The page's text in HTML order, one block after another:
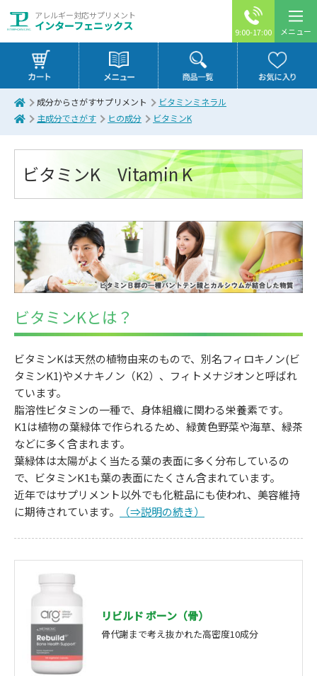
アレルギー対応サプリメント
インターフェニックス 9:00-17:00 メニュー
成分からさがすサプリメント
ビタミンミネラル
主成分でさがす
ヒの成分 ビタミンK
ビタミンK Vitamin K
ビタミンKとは？
ビタミンKは天然の植物由来のもので、別名フィロキノン(ビ
タミンK1)やメナキノン（K2）、フィトメナジオンと呼ばれ
ています。
脂溶性ビタミンの一種で、身体組織に関わる栄養素です。
K1は植物の葉緑体で作られるため、緑黄色野菜や海草、緑茶
などに多く含まれます。
葉緑体は太陽がよく当たる葉の表面に多く分布しているの
で、ビタミンK1も葉の表面にたくさん含まれています。
近年ではサプリメント以外でも化粧品にも使われ、美容維持
に期待されています。
（⇒説明の続き）
リビルド ボーン（骨）
骨代謝まで考え抜かれた高密度10成分